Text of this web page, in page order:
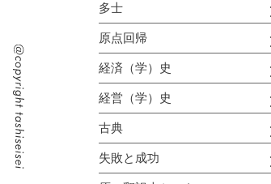
多士
原点回帰
経済（学）史
経営（学）史
古典
失敗と成功